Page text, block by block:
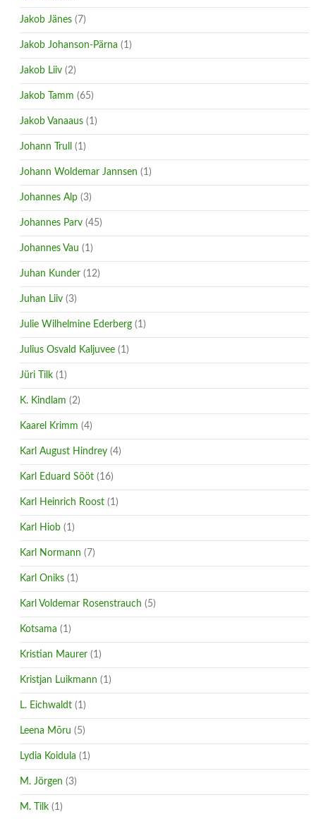
Jakob Jänes (7)
Jakob Johanson-Pärna (1)
Jakob Liiv (2)
Jakob Tamm (65)
Jakob Vanaaus (1)
Johann Trull (1)
Johann Woldemar Jannsen (1)
Johannes Alp (3)
Johannes Parv (45)
Johannes Vau (1)
Juhan Kunder (12)
Juhan Liiv (3)
Julie Wilhelmine Ederberg (1)
Julius Osvald Kaljuvee (1)
Jüri Tilk (1)
K. Kindlam (2)
Kaarel Krimm (4)
Karl August Hindrey (4)
Karl Eduard Sööt (16)
Karl Heinrich Roost (1)
Karl Hiob (1)
Karl Normann (7)
Karl Oniks (1)
Karl Voldemar Rosenstrauch (5)
Kotsama (1)
Kristian Maurer (1)
Kristjan Luikmann (1)
L. Eichwaldt (1)
Leena Mõru (5)
Lydia Koidula (1)
M. Jörgen (3)
M. Tilk (1)